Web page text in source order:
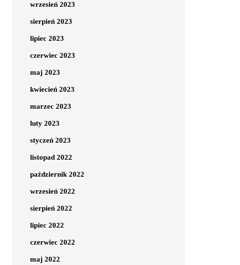
wrzesień 2023
sierpień 2023
lipiec 2023
czerwiec 2023
maj 2023
kwiecień 2023
marzec 2023
luty 2023
styczeń 2023
listopad 2022
październik 2022
wrzesień 2022
sierpień 2022
lipiec 2022
czerwiec 2022
maj 2022